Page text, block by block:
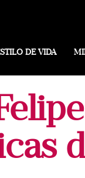
DE VIDA